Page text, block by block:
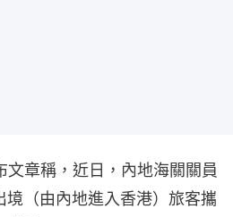
文章稱，近日，內地海關關員
（由內地進入香港）旅客攜